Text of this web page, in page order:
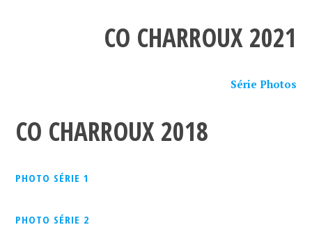
CO CHARROUX 2021
Série Photos
CO CHARROUX 2018
PHOTO SÉRIE 1
PHOTO SÉRIE 2